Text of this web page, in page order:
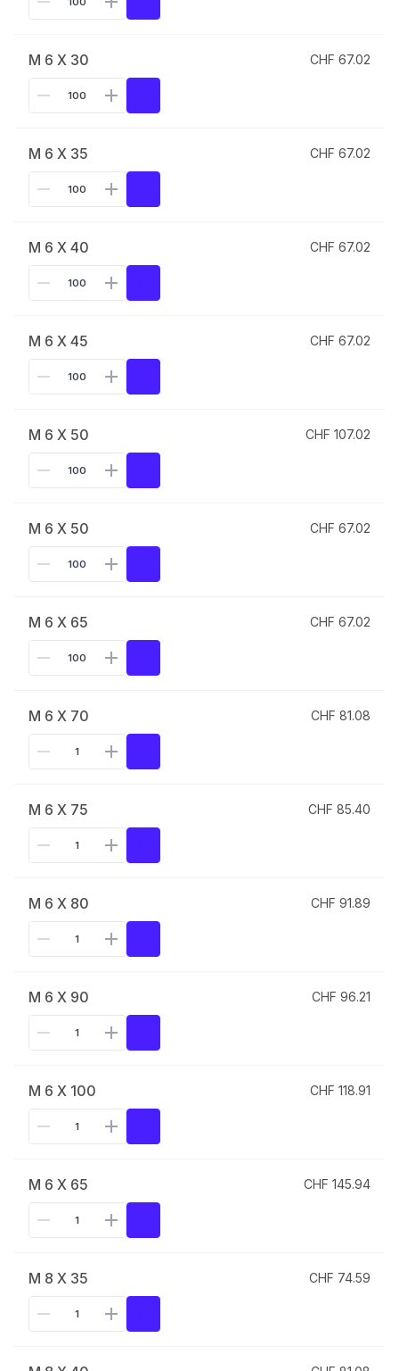
M 6 X 30 CHF 67.02
M 6 X 35 CHF 67.02
M 6 X 40 CHF 67.02
M 6 X 45 CHF 67.02
M 6 X 50 CHF 107.02
M 6 X 50 CHF 67.02
M 6 X 65 CHF 67.02
M 6 X 70 CHF 81.08
M 6 X 75 CHF 85.40
M 6 X 80 CHF 91.89
M 6 X 90 CHF 96.21
M 6 X 100 CHF 118.91
M 6 X 65 CHF 145.94
M 8 X 35 CHF 74.59